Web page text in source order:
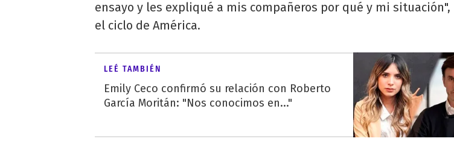
ensayo y les expliqué a mis compañeros por qué y mi situación",
el ciclo de América.
LEÉ TAMBIÉN
Emily Ceco confirmó su relación con Roberto
García Moritán: "Nos conocimos en..."